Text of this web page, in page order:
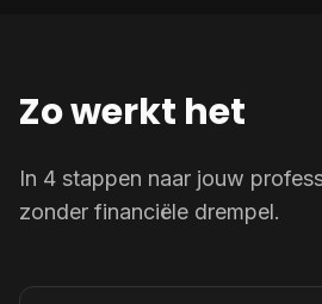
Zo werkt het
In 4 stappen naar jouw
zonder financiële drempel.